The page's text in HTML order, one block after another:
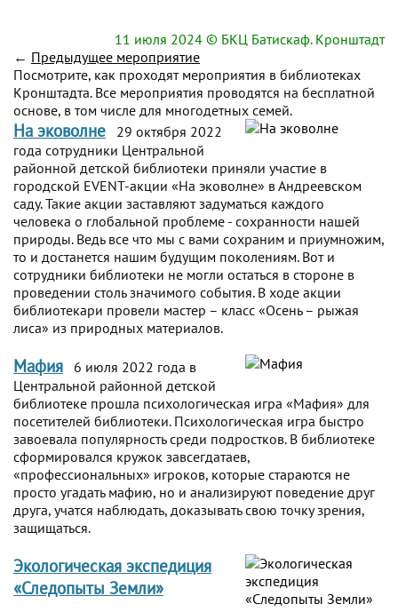
11 июля 2024 © БКЦ Батискаф. Кронштадт
← Предыдущее мероприятие
Посмотрите, как проходят мероприятия в библиотеках
Кронштадта. Все мероприятия проводятся на бесплатной
основе, в том числе для многодетных семей.
На эковолне
29 октября 2022
года сотрудники Центральной
районной детской библиотеки приняли участие в
городской EVENT-акции «На эковолне» в Андреевском
саду. Такие акции заставляют задуматься каждого
человека о глобальной проблеме - сохранности нашей
природы. Ведь все что мы с вами сохраним и приумножим,
то и достанется нашим будущим поколениям. Вот и
сотрудники библиотеки не могли остаться в стороне в
проведении столь значимого события. В ходе акции
библиотекари провели мастер – класс «Осень – рыжая
лиса» из природных материалов.
Мафия
6 июля 2022 года в
Центральной районной детской
библиотеке прошла психологическая игра «Мафия» для
посетителей библиотеки. Психологическая игра быстро
завоевала популярность среди подростков. В библиотеке
сформировался кружок завсегдатаев,
«профессиональных» игроков, которые стараются не
просто угадать мафию, но и анализируют поведение друг
друга, учатся наблюдать, доказывать свою точку зрения,
защищаться.
Экологическая экспедиция
«Следопыты Земли»